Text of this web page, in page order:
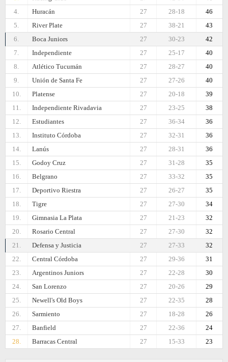
4.
Huracán 46
28-18
27
5.
River Plate 43
38-21
27
6.
Boca Juniors 42
30-23
27
7.
Independiente 40
25-17
27
8.
Atlético Tucumán 40
28-27
27
9.
Unión de Santa Fe 40
27-26
27
10.
Platense 39
20-18
27
11.
Independiente Rivadavia 38
23-25
27
12.
Estudiantes 36
36-34
27
13.
Instituto Córdoba 36
32-31
27
14.
Lanús 36
28-31
27
15.
Godoy Cruz 35
31-28
27
16.
Belgrano 35
33-32
27
17.
Deportivo Riestra 35
26-27
27
18.
Tigre 34
27-30
27
19.
Gimnasia La Plata 32
21-23
27
20.
Rosario Central 32
27-30
27
21.
Defensa y Justicia 32
27-33
27
22.
Central Córdoba 31
29-36
27
23.
Argentinos Juniors 30
22-28
27
24.
San Lorenzo 29
20-26
27
25.
Newell's Old Boys 28
22-35
27
26.
Sarmiento 26
18-28
27
27.
Banfield 24
22-36
27
28.
Barracas Central 23
15-33
27